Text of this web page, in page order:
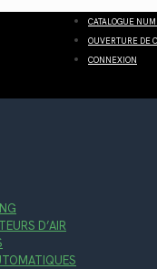
CATALOGUE
OUVERTURE DE
CONNEXION
D’AIR